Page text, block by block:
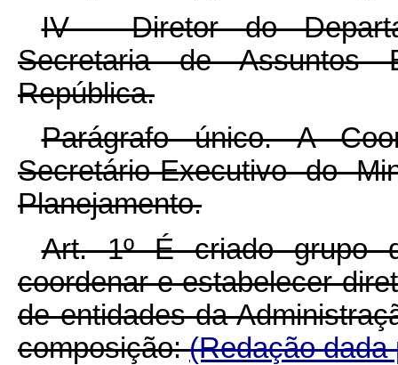
IV - Diretor do
Secretaria de Assuntos
República.
Parágrafo único. A
Secretário-Executivo do
Planejamento.
Art. 1º É criado grupo
coordenar e estabelecer
de entidades da
composição:(Redação dada